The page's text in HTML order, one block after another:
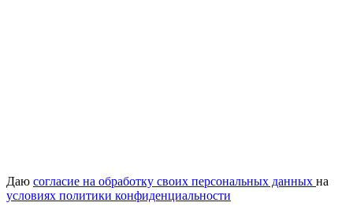
Даю согласие на обработку своих персональных данных на
условиях политики конфиденциальности